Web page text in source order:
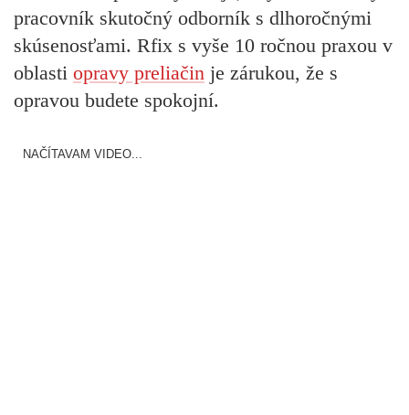
pracovník skutočný odborník s dlhoročnými
skúsenosťami. Rfix s vyše 10 ročnou praxou v
oblasti opravy preliačin je zárukou, že s
opravou budete spokojní.
NAČÍTAVAM VIDEO...